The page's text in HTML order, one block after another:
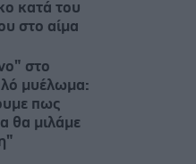
κατά του
στο αίμα
στο
μυέλωμα:
πως
θα μιλάμε